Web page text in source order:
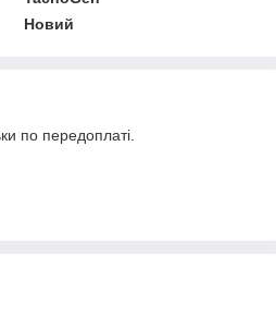
Новий
по передоплаті.